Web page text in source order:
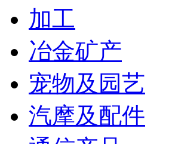
加工
冶金矿产
宠物及园艺
汽摩及配件